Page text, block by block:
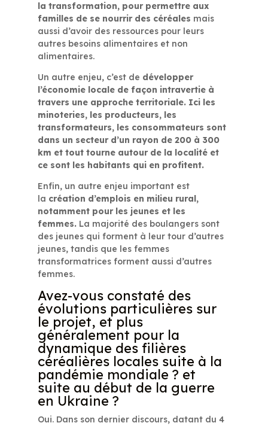
la transformation, pour permettre aux
familles de se nourrir des céréales mais
aussi d’avoir des ressources pour leurs
autres besoins alimentaires et non
alimentaires.
Un autre enjeu, c’est de développer
l’économie locale de façon intravertie à
travers une approche territoriale. Ici les
minoteries, les producteurs, les
transformateurs, les consommateurs sont
dans un secteur d’un rayon de 200 à 300
km et tout tourne autour de la localité et
ce sont les habitants qui en profitent.
Enfin, un autre enjeu important est
la création d’emplois en milieu rural,
notamment pour les jeunes et les
femmes. La majorité des boulangers sont
des jeunes qui forment à leur tour d’autres
jeunes, tandis que les femmes
transformatrices forment aussi d’autres
femmes.
Avez-vous constaté des
évolutions particulières sur
le projet, et plus
généralement pour la
dynamique des filières
céréalières locales suite à la
pandémie mondiale ? et
suite au début de la guerre
en Ukraine ?
Oui. Dans son dernier discours, datant du 4